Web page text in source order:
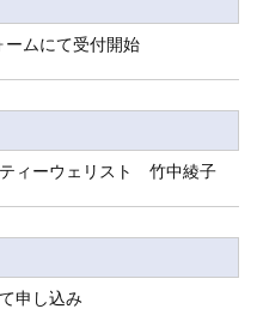
ムにて受付開始
ィーウェリスト 竹中綾子
申し込み